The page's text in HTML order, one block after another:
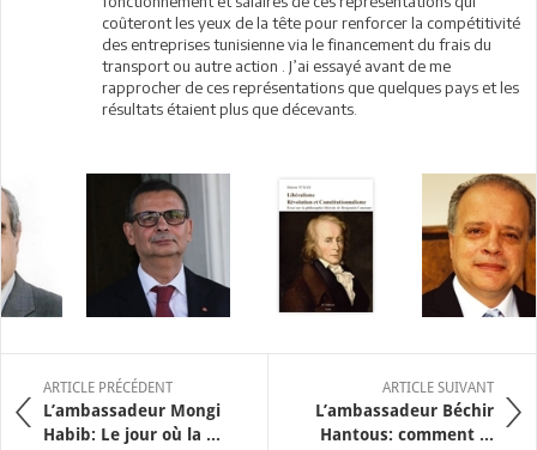
coûteront les yeux de la tête pour renforcer la compétitivité
des entreprises tunisienne via le financement du frais du
transport ou autre action . J’ai essayé avant de me
rapprocher de ces représentations que quelques pays et les
résultats étaient plus que décevants.
ARTICLE PRÉCÉDENT
L’ambassadeur Mongi
Habib: Le jour où la ...
ARTICLE SUIVANT
L’ambassadeur Béchir
Hantous: comment ...